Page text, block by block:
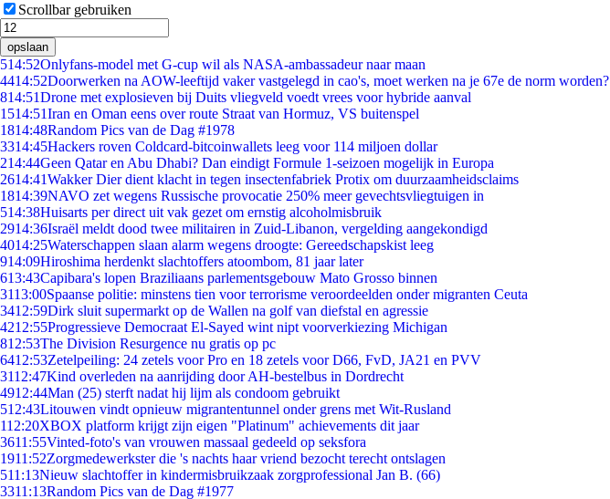
Scrollbar gebruiken
opslaan
514:52Onlyfans-model met G-cup wil als NASA-ambassadeur naar maan
4414:52Doorwerken na AOW-leeftijd vaker vastgelegd in cao's, moet werken na je 67e de norm worden?
814:51Drone met explosieven bij Duits vliegveld voedt vrees voor hybride aanval
1514:51Iran en Oman eens over route Straat van Hormuz, VS buitenspel
1814:48Random Pics van de Dag #1978
3314:45Hackers roven Coldcard-bitcoinwallets leeg voor 114 miljoen dollar
214:44Geen Qatar en Abu Dhabi? Dan eindigt Formule 1-seizoen mogelijk in Europa
2614:41Wakker Dier dient klacht in tegen insectenfabriek Protix om duurzaamheidsclaims
1814:39NAVO zet wegens Russische provocatie 250% meer gevechtsvliegtuigen in
514:38Huisarts per direct uit vak gezet om ernstig alcoholmisbruik
2914:36Israël meldt dood twee militairen in Zuid-Libanon, vergelding aangekondigd
4014:25Waterschappen slaan alarm wegens droogte: Gereedschapskist leeg
914:09Hiroshima herdenkt slachtoffers atoombom, 81 jaar later
613:43Capibara's lopen Braziliaans parlementsgebouw Mato Grosso binnen
3113:00Spaanse politie: minstens tien voor terrorisme veroordeelden onder migranten Ceuta
3412:59Dirk sluit supermarkt op de Wallen na golf van diefstal en agressie
4212:55Progressieve Democraat El-Sayed wint nipt voorverkiezing Michigan
812:53The Division Resurgence nu gratis op pc
6412:53Zetelpeiling: 24 zetels voor Pro en 18 zetels voor D66, FvD, JA21 en PVV
3112:47Kind overleden na aanrijding door AH-bestelbus in Dordrecht
4912:44Man (25) sterft nadat hij lijm als condoom gebruikt
512:43Litouwen vindt opnieuw migrantentunnel onder grens met Wit-Rusland
112:20XBOX platform krijgt zijn eigen "Platinum" achievements dit jaar
3611:55Vinted-foto's van vrouwen massaal gedeeld op seksfora
1911:52Zorgmedewerkster die 's nachts haar vriend bezocht terecht ontslagen
511:13Nieuw slachtoffer in kindermisbruikzaak zorgprofessional Jan B. (66)
3311:13Random Pics van de Dag #1977